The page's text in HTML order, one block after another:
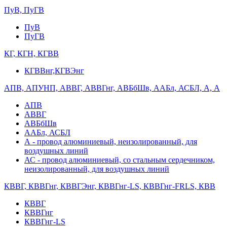
ПуВ, ПуГВ
ПуВ
ПуГВ
КГ, КГН, КГВВ
КГВВнг,КГВЭнг
АПВ, АПУНП, АВВГ, АВВГнг, АВБбШв, ААБл, АСБЛ, А, А
АПВ
АВВГ
АВБбШв
ААБл, АСБЛ
А - провод алюминиевый, неизолированный, для
воздушных линий
АС - провод алюминиевый, со стальным сердечником,
неизолированный, для воздушных линий
КВВГ, КВВГнг, КВВГЭнг, КВВГнг-LS, КВВГнг-FRLS, КВВ
КВВГ
КВВГнг
КВВГнг-LS